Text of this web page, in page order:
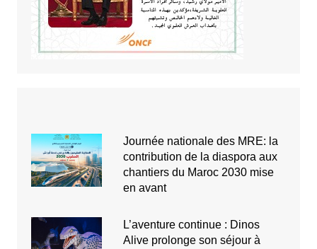
Journée nationale des MRE: la
contribution de la diaspora aux
chantiers du Maroc 2030 mise
en avant
L’aventure continue : Dinos
Alive prolonge son séjour à